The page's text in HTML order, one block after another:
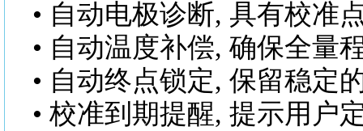
• 自动电极诊断, 具有校准
• 自动温度补偿, 确保全量
• 自动终点锁定, 保留稳定
• 校准到期提醒, 提示用户